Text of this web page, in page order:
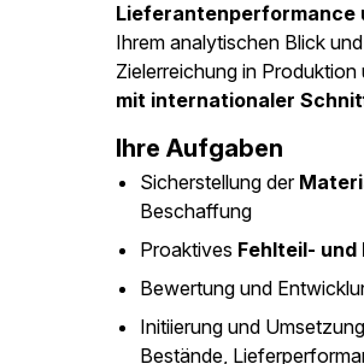
Lieferantenperformance
Ihrem analytischen Blick
Zielerreichung in
mit internationaler
Ihre Aufgaben
Sicherstellung der
Beschaffung
Proaktives Fehlteil- und
Bewertung und
Initiierung und
Bestände,